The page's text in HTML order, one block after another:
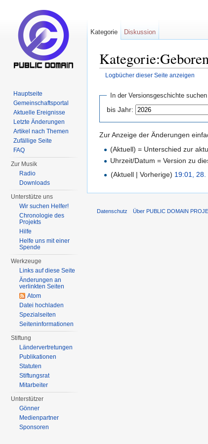
Logbücher dieser Seite anzeigen
In der Versionsgeschichte suchen
bis Jahr:
Zur Anzeige der Änderungen
(Aktuell) = Unterschied zur
Uhrzeit/Datum = Version zu
(Aktuell | Vorherige) 19:01,
Kategorie Diskussion
Hauptseite
Gemeinschaftsportal
Aktuelle Ereignisse
Letzte Änderungen
Artikel nach Themen
Zufällige Seite
FAQ
Zur Musik
Radio
Downloads
Unterstütze uns
Wir suchen Helfer!
Chronologie des
Projekts
Hilfe
Helfe uns mit einer
Spende
Werkzeuge
Links auf diese Seite
Änderungen an
verlinkten Seiten
Atom
Datei hochladen
Spezialseiten
Seiten­informationen
Stiftung
Ländervertretungen
Publikationen
Statuten
Stiftungsrat
Mitarbeiter
Unterstützer
Gönner
Medienpartner
Sponsoren
Datenschutz Über PUBLIC DOMAIN